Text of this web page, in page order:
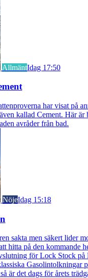
AllmäntIdag 17:50
har visat på
kallad Cement. Här är
avråder från bad.
NöjeIdag 15:18
sakta men säkert lider
hitta på den kommande
för Lock Stock på
Gasolintolkningar
är det dags för årets